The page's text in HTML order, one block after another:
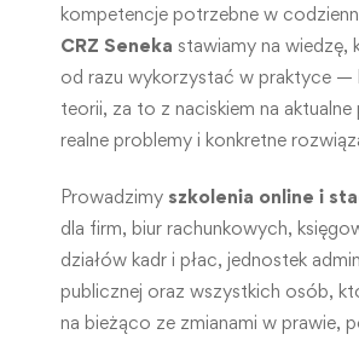
kompetencje potrzebne w
CRZ Seneka stawiamy na wiedzę,
od razu wykorzystać w praktyce —
teorii, za to z naciskiem na aktualne
realne problemy i konkretne
Prowadzimy szkolenia online i
dla firm, biur rachunkowych,
działów kadr i płac, jednostek
publicznej oraz wszystkich osób,
na bieżąco ze zmianami w prawie,